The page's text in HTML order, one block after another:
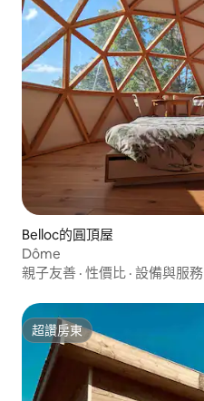
Belloc的圓頂屋
Dôme
親子友善 · 性價比 · 設備與服務
超讚房東
超讚房東